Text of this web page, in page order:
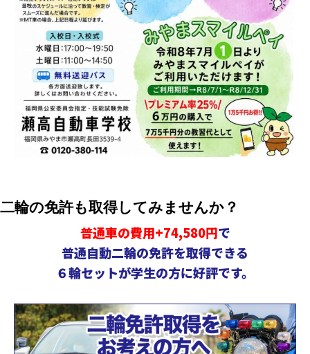
二輪の免許も取得してみませんか？
普通車の費用+74,580円で
普通自動二輪の免許を取得できる
６輪セットが学生の方に好評です。